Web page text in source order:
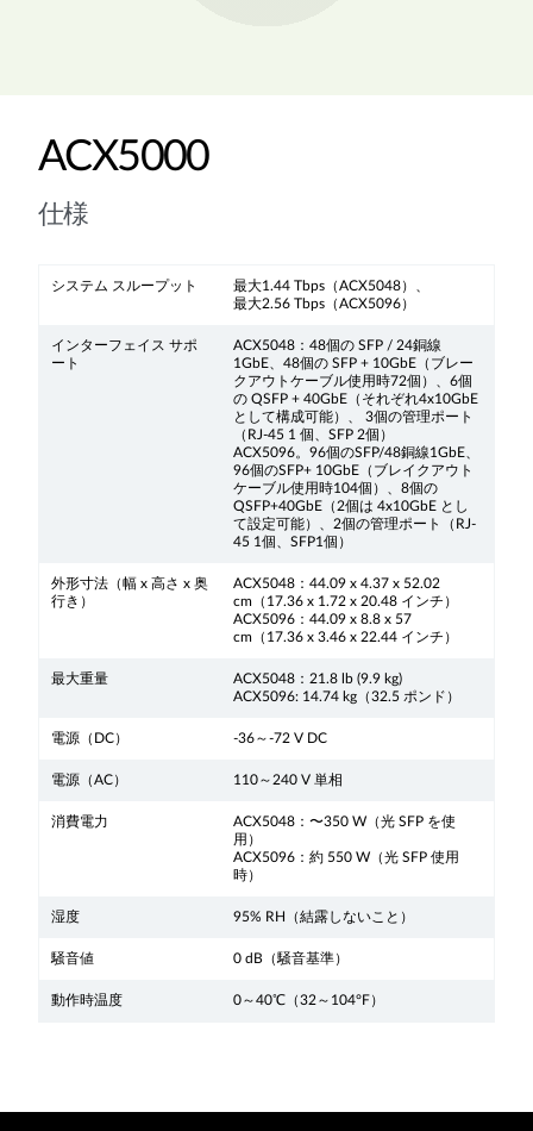
ACX5000
仕様
システム スループット
最大1.44 Tbps（ACX5048）、
最大2.56 Tbps（ACX5096）
インターフェイス サポ
ート
ACX5048：48個の SFP / 24銅線
1GbE、48個の SFP + 10GbE（ブレー
クアウトケーブル使用時72個）、6個
の QSFP + 40GbE（それぞれ4x10GbE
として構成可能）、 3個の管理ポート
（RJ-45 1 個、SFP 2個）
ACX5096。96個のSFP/48銅線1GbE、
96個のSFP+ 10GbE（ブレイクアウト
ケーブル使用時104個）、8個の
QSFP+40GbE（2個は 4x10GbE とし
て設定可能）、2個の管理ポート（RJ-
45 1個、SFP1個）
外形寸法（幅 x 高さ x 奥
行き）
ACX5048：44.09 x 4.37 x 52.02
cm（17.36 x 1.72 x 20.48 インチ）
ACX5096：44.09 x 8.8 x 57
cm（17.36 x 3.46 x 22.44 インチ）
最大重量
ACX5048：21.8 lb (9.9 kg)
ACX5096: 14.74 kg（32.5 ポンド）
電源（DC） -36～-72 V DC
電源（AC） 110～240 V 単相
消費電力
ACX5048：〜350 W（光 SFP を使
用）
ACX5096：約 550 W（光 SFP 使用
時）
湿度 95% RH（結露しないこと）
騒音値 0 dB（騒音基準）
動作時温度 0～40℃（32～104°F）